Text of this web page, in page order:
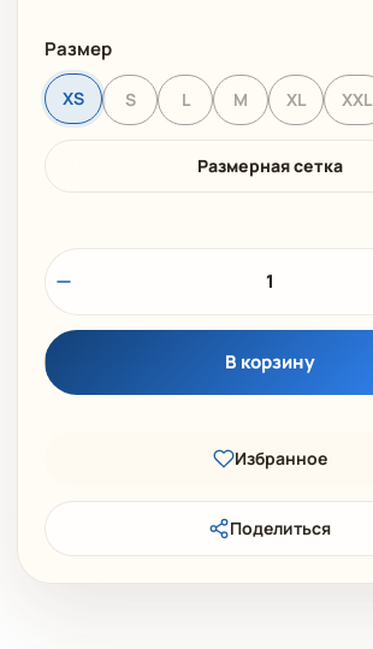
Размер
XS S L M XL XXL
Размерная сетка
1
В корзину
Избранное
Поделиться